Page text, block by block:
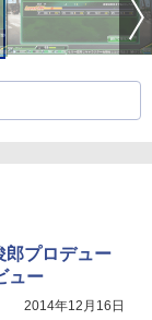
郎プロデュー
ュー
2014年12月16日